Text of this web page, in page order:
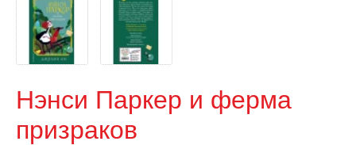
Нэнси Паркер и ферма
призраков